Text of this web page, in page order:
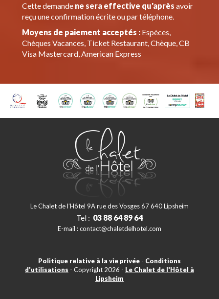
Cette demande ne sera effective qu'après avoir
reçu une confirmation écrite ou par téléphone.
Moyens de paiement acceptés :Espèces,
Chèques Vacances, Ticket Restaurant, Chèque, CB
Visa Mastercard, American Express
Le Chalet de l’Hôtel 9A rue des Vosges 67 640 Lipsheim
Tel : 03 88 64 89 64
E-mail :contact@chaletdelhotel.com
Politique relative à la vie privée - Conditions
d'utilisations - Copyright 2026 - Le Chalet de l'Hôtel à
Lipsheim